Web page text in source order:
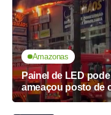
Amazonas
Painel de LED
ameaçou posto de